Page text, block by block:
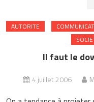
AUTORITE
Il faut le
4 juillet 2006